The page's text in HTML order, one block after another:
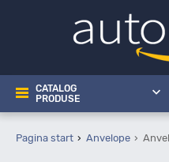
CATALOG
PRODUSE
Pagina start Anvelope